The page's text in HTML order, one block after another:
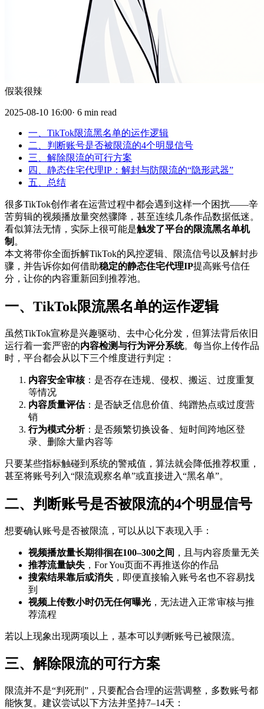
假装很辣
2025-08-10 16:00· 6 min read
一、TikTok限流黑名单的运作逻辑
二、判断账号是否被限流的4个明显信号
三、解除限流的可行方案
四、静态住宅代理IP：解封与防限流的“隐形武器”
五、总结
很多TikTok创作者在运营过程中都会遇到这样一个困扰——辛
苦剪辑的视频播放量突然骤降，甚至连续几条作品数据低迷。
看似算法无情，实际上很可能是触发了平台的限流黑名单机
制 。
本文将带你全面拆解TikTok的风控逻辑、限流信号以及解封步
骤，并告诉你如何借助稳定的静态住宅代理IP提高账号信任
分，让你的内容重新回到推荐池。
一、TikTok限流黑名单的运作逻辑
虽然TikTok宣称是兴趣驱动、去中心化分发，但算法背后依旧
运行着一套严密的内容检测与行为评分系统。每当你上传作品
时，平台都会从以下三个维度进行判定：
内容安全审核：是否存在违规、侵权、搬运、过度重复
等情况
内容质量评估：是否缺乏信息价值、纯蹭热点或过度营
销
行为模式分析：是否频繁切换设备、短时间跨地区登
录、删除大量内容等
只要某些指标触碰到系统的警戒值，算法就会降低推荐权重，
甚至将账号列入“限流观察名单”或直接进入“黑名单”。
二、判断账号是否被限流的4个明显信号
想要确认账号是否被限流，可以从以下表现入手：
视频播放量长期徘徊在100–300之间 ，且与内容质量无关
推荐流量缺失 ，For You页面不再推送你的作品
搜索结果靠后或消失 ，即便直接输入账号名也不容易找
到
视频上传数小时仍无任何曝光 ，无法进入正常审核与推
荐流程
若以上现象出现两项以上，基本可以判断账号已被限流。
三、解除限流的可行方案
限流并不是“判死刑”，只要配合合理的运营调整，多数账号都
能恢复。建议尝试以下方法并坚持7–14天：